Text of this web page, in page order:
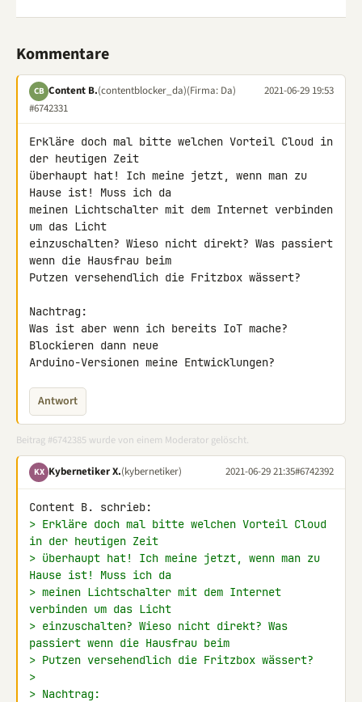
Kommentare
CB Content B.(contentblocker_da)(Firma: Da)
2021-06-29 19:53
#6742331
Erkläre doch mal bitte welchen Vorteil Cloud in
der heutigen Zeit
überhaupt hat! Ich meine jetzt, wenn man zu
Hause ist! Muss ich da
meinen Lichtschalter mit dem Internet verbinden
um das Licht
einzuschalten? Wieso nicht direkt? Was passiert
wenn die Hausfrau beim
Putzen versehendlich die Fritzbox wässert?
Nachtrag:
Was ist aber wenn ich bereits IoT mache?
Blockieren dann neue
Arduino-Versionen meine Entwicklungen?
Antwort
Beitrag #6742385 wurde von einem Moderator gelöscht.
KX Kybernetiker X.(kybernetiker) 2021-06-29 21:35#6742392
> Erkläre doch mal bitte welchen Vorteil Cloud
in der heutigen Zeit
> überhaupt hat! Ich meine jetzt, wenn man zu
Hause ist! Muss ich da
> meinen Lichtschalter mit dem Internet
verbinden um das Licht
> einzuschalten? Wieso nicht direkt? Was
passiert wenn die Hausfrau beim
> Putzen versehendlich die Fritzbox wässert?
>
> Nachtrag: